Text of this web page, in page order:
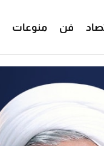
فن منوعات